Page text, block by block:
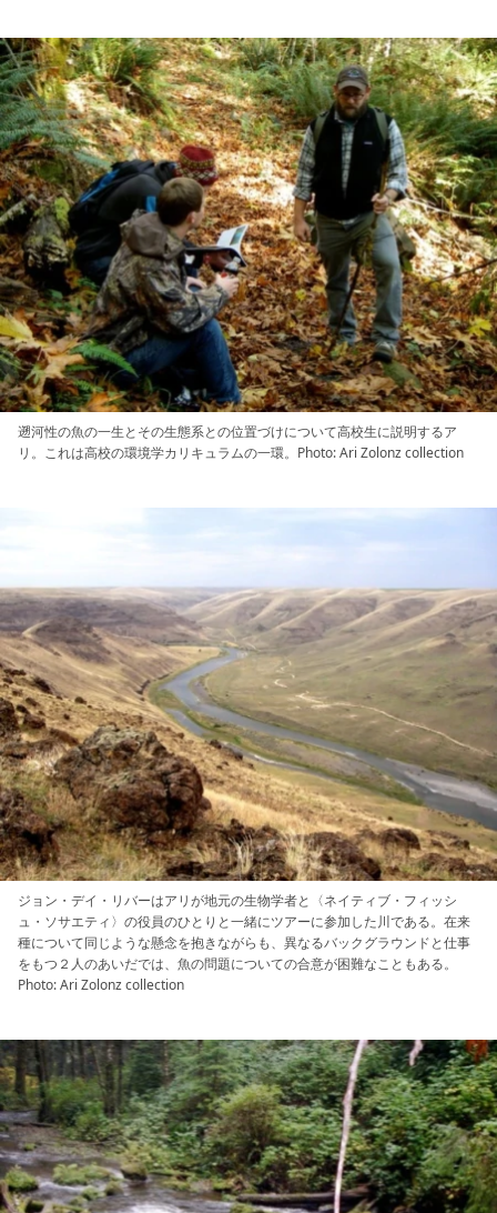
遡河性の魚の一生とその生態系との位置づけについて高校生に説明するア
リ。これは高校の環境学カリキュラムの一環。Photo: Ari Zolonz collection
ジョン・デイ・リバーはアリが地元の生物学者と〈ネイティブ・フィッシ
ュ・ソサエティ〉の役員のひとりと一緒にツアーに参加した川である。在来
種について同じような懸念を抱きながらも、異なるバックグラウンドと仕事
をもつ２人のあいだでは、魚の問題についての合意が困難なこともある。
Photo: Ari Zolonz collection